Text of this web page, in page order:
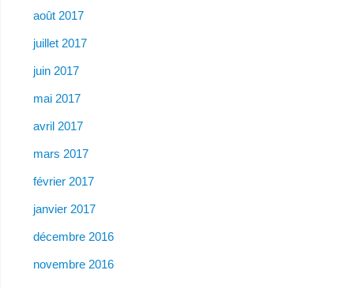
août 2017
juillet 2017
juin 2017
mai 2017
avril 2017
mars 2017
février 2017
janvier 2017
décembre 2016
novembre 2016